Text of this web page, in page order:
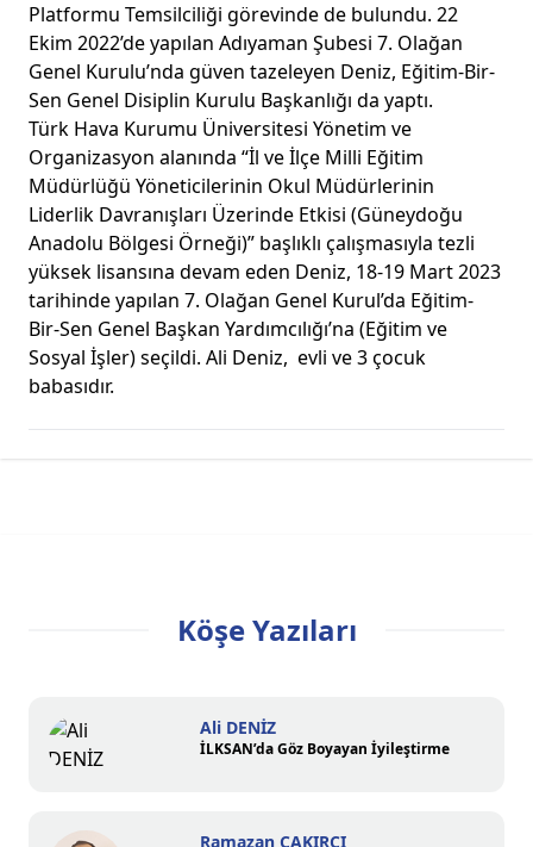
Platformu Temsilciliği görevinde de bulundu. 22
Ekim 2022’de yapılan Adıyaman Şubesi 7. Olağan
Genel Kurulu’nda güven tazeleyen Deniz, Eğitim-Bir-
Sen Genel Disiplin Kurulu Başkanlığı da yaptı.
Türk Hava Kurumu Üniversitesi Yönetim ve
Organizasyon alanında “İl ve İlçe Milli Eğitim
Müdürlüğü Yöneticilerinin Okul Müdürlerinin
Liderlik Davranışları Üzerinde Etkisi (Güneydoğu
Anadolu Bölgesi Örneği)” başlıklı çalışmasıyla tezli
yüksek lisansına devam eden Deniz, 18-19 Mart 2023
tarihinde yapılan 7. Olağan Genel Kurul’da Eğitim-
Bir-Sen Genel Başkan Yardımcılığı’na (Eğitim ve
Sosyal İşler) seçildi. Ali Deniz, evli ve 3 çocuk
babasıdır.
Köşe Yazıları
Ali DENİZ
İLKSAN’da Göz Boyayan İyileştirme
Ramazan ÇAKIRCI